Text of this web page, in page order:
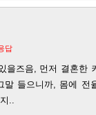
답
을즈음, 먼저 결혼한
들으니까, 몸에 전
..